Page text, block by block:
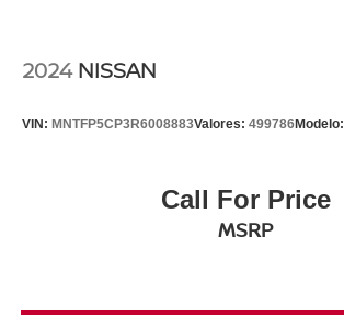
2024 NISSAN
VIN: MNTFP5CP3R6008883Valores: 499786Modelo:
Call For Price
MSRP